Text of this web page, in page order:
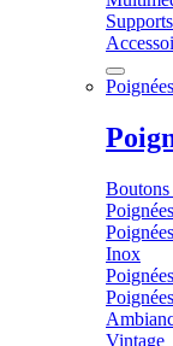
Boutons
Inox
Vintage